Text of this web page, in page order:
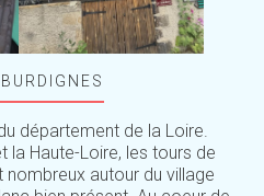
département de la Loire.
la Haute-Loire, les tours de
autour du village